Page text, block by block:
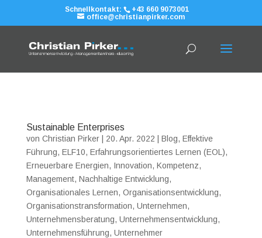
Schnellkontakt:
+43 660 9073001
office@christianpirker.com
Sustainable Enterprises
von Christian Pirker| 20. Apr. 2022 Blog, Effektive
Führung, ELF10, Erfahrungsorientiertes Lernen (EOL),
Erneuerbare Energien, Innovation, Kompetenz,
Management, Nachhaltige Entwicklung,
Organisationales Lernen, Organisationsentwicklung,
Organisationstransformation, Unternehmen,
Unternehmensberatung, Unternehmensentwicklung,
Unternehmensführung, Unternehmer